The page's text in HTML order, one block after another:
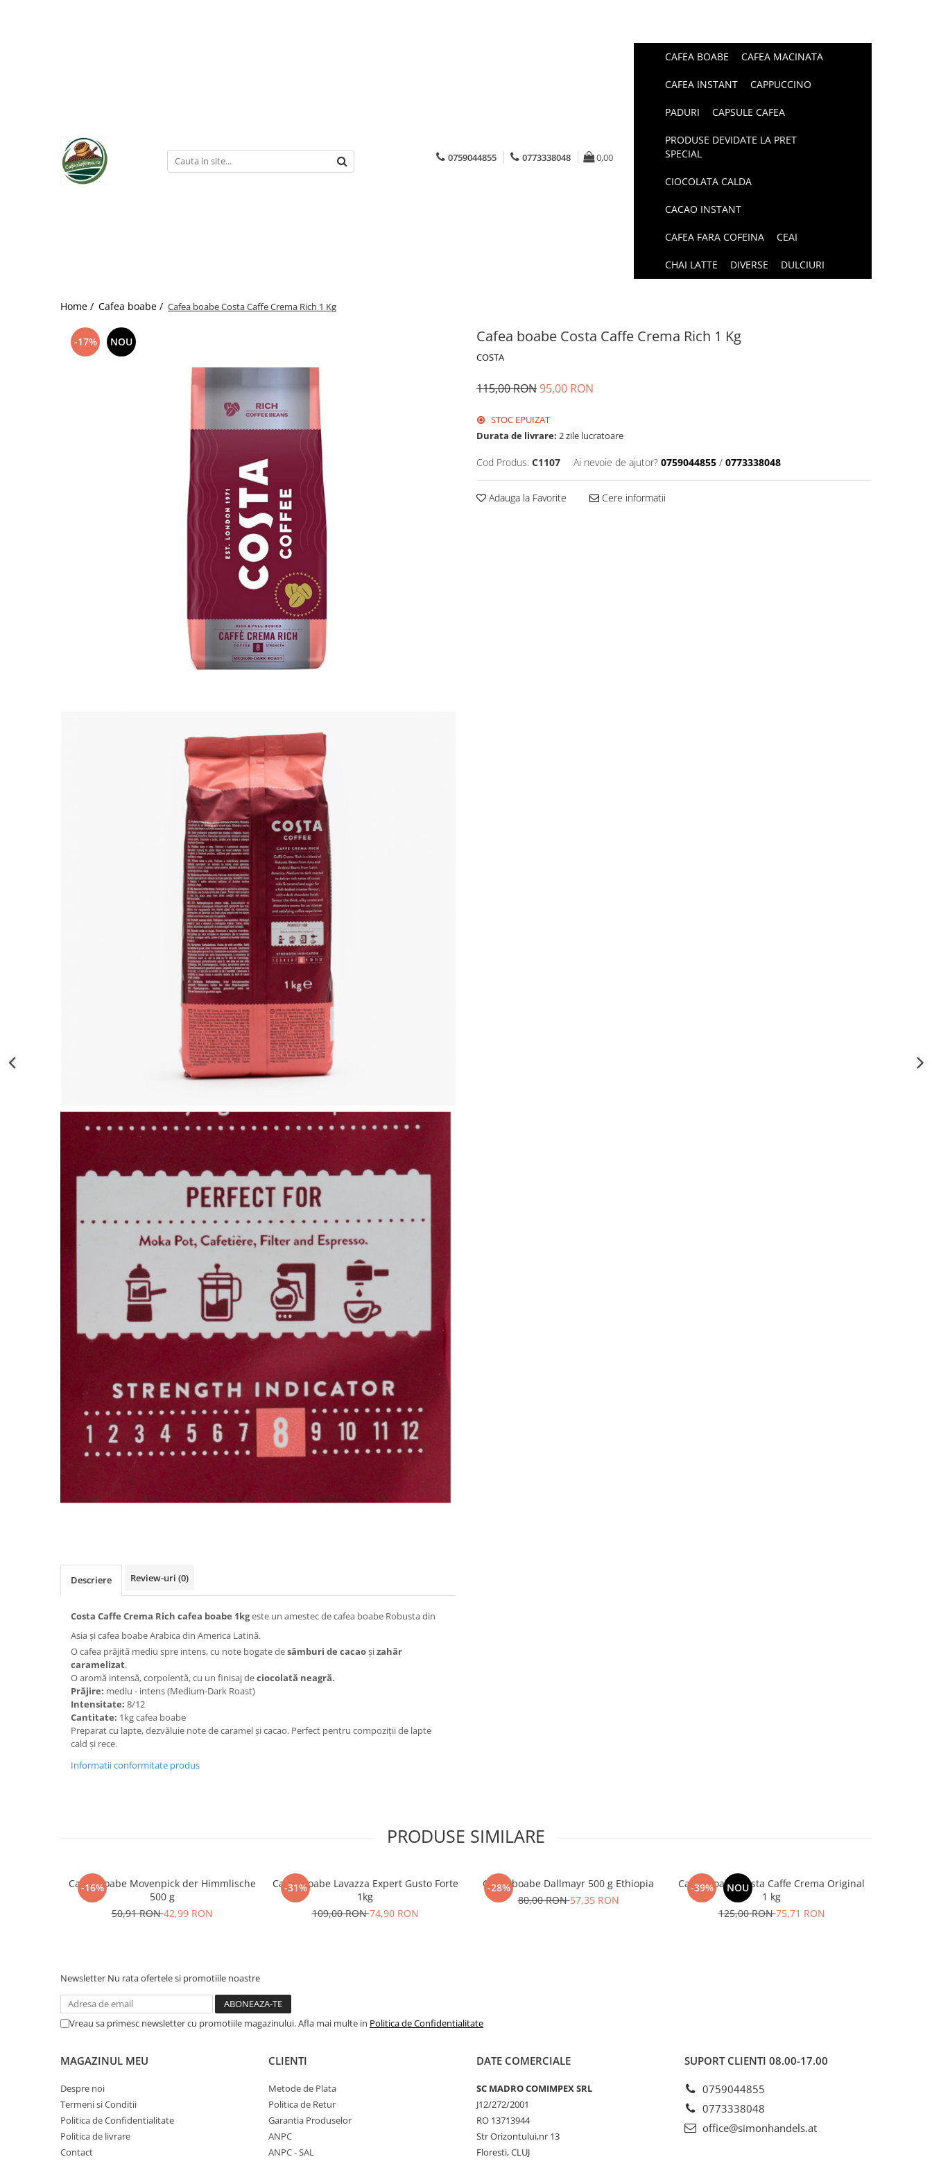
0759044855 0773338048 0,00
CAFEA BOABE CAFEA MACINATA
CAFEA INSTANT CAPPUCCINO
PADURI CAPSULE CAFEA
PRODUSE DEVIDATE LA PRET
SPECIAL
CIOCOLATA CALDA
CACAO INSTANT
CAFEA FARA COFEINA CEAI
CHAI LATTE DIVERSE DULCIURI
Home / Cafea boabe / Cafea boabe Costa Caffe Crema Rich 1 Kg
-17% NOU Cafea boabe Costa Caffe Crema Rich 1 Kg
COSTA
115,00 RON95,00 RON
STOC EPUIZAT
Durata de livrare: 2 zile lucratoare
Cod Produs: C1107 Ai nevoie de ajutor? 0759044855 / 0773338048
Adauga la Favorite Cere informatii
Descriere Review-uri (0)
Costa Caffe Crema Rich cafea boabe 1kgeste un amestec de cafea boabe Robusta din
Asia și cafea boabe Arabica din America Latină.
O cafea prăjită mediu spre intens, cu note bogate desâmburi de cacaoșizahăr
caramelizat.
O aromă intensă, corpolentă, cu un finisaj deciocolată neagră.
Prăjire: mediu - intens (Medium-Dark Roast)
Intensitate: 8/12
Cantitate: 1kg cafea boabe
Preparat cu lapte, dezvăluie note de caramel și cacao. Perfect pentru compoziții de lapte
cald și rece.
Informatii conformitate produs
PRODUSE SIMILARE
-16%
Cafea boabe Movenpick der Himmlische
500 g
50,91 RON42,99 RON
-31%
Cafea boabe Lavazza Expert Gusto Forte
1kg
109,00 RON74,90 RON
-28%
Cafea boabe Dallmayr 500 g Ethiopia
80,00 RON57,35 RON
-39% NOU
Cafea boabe Costa Caffe Crema Original
1 kg
125,00 RON75,71 RON
Newsletter Nu rata ofertele si promotiile noastre
Vreau sa primesc newsletter cu promotiile magazinului. Afla mai multe in Politica de Confidentialitate
MAGAZINUL MEU
Despre noi
Termeni si Conditii
Politica de Confidentialitate
Politica de livrare
Contact
CLIENTI
Metode de Plata
Politica de Retur
Garantia Produselor
ANPC
ANPC - SAL
DATE COMERCIALE
SC MADRO COMIMPEX SRL
J12/272/2001
RO 13713944
Str Orizontului,nr 13
Floresti, CLUJ
SUPORT CLIENTI 08.00-17.00
0759044855
0773338048
office@simonhandels.at